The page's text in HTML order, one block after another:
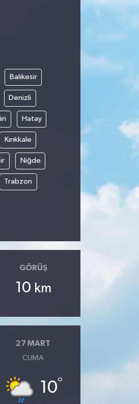
Balıkesir
Denizli
Hatay
Kırıkkale
Niğde
Trabzon
GÖRÜŞ
10 km
27 MART
CUMA
10°